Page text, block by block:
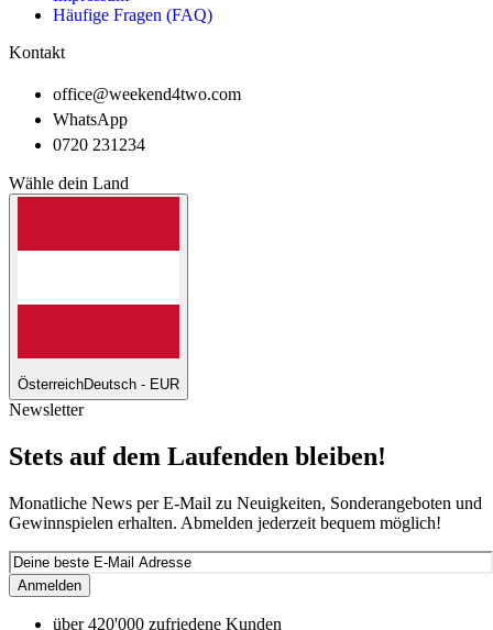
Häufige Fragen (FAQ)
Kontakt
office@weekend4two.com
WhatsApp
0720 231234
Wähle dein Land
ÖsterreichDeutsch - EUR
Newsletter
Stets auf dem Laufenden bleiben!
Monatliche News per E-Mail zu Neuigkeiten, Sonderangeboten und
Gewinnspielen erhalten. Abmelden jederzeit bequem möglich!
Anmelden
über 420'000 zufriedene Kunden